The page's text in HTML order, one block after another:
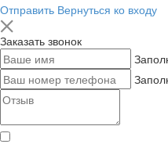
Отправить Вернуться ко входу
Заказать звонок